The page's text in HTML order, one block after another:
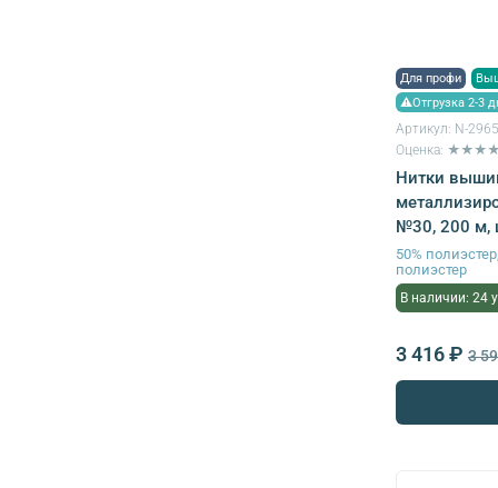
Для профи
⚠Отгрузка 2-3
Артикул: N-
Оценка:
Нитки
№30, 200 м,
50%
полиэстер
В наличии: 24
3 416 ₽ 3